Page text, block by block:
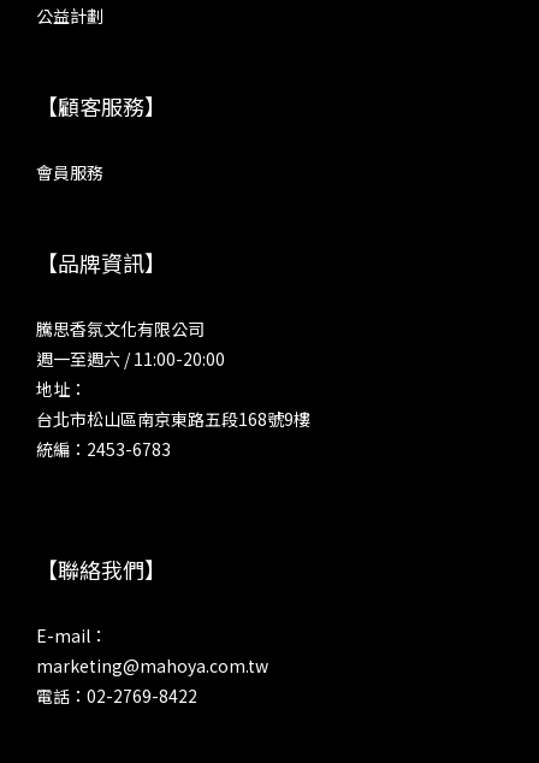
公益計劃
【顧客服務】
會員服務
【品牌資訊】
騰思香氛文化有限公司
週一至週六 / 11:00-20:00
地址：
台北市松山區南京東路五段168號9樓
統編：2453-6783
【聯絡我們】
E-mail：
marketing@mahoya.com.tw
電話：02-2769-8422